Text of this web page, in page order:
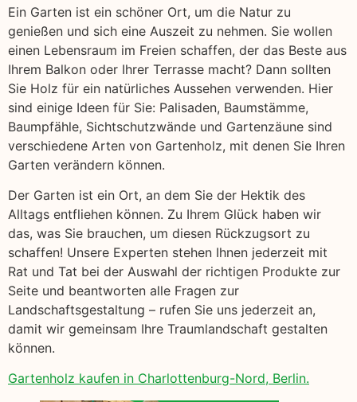
Ein Garten ist ein schöner Ort, um die Natur zu
genießen und sich eine Auszeit zu nehmen. Sie wollen
einen Lebensraum im Freien schaffen, der das Beste aus
Ihrem Balkon oder Ihrer Terrasse macht? Dann sollten
Sie Holz für ein natürliches Aussehen verwenden. Hier
sind einige Ideen für Sie: Palisaden, Baumstämme,
Baumpfähle, Sichtschutzwände und Gartenzäune sind
verschiedene Arten von Gartenholz, mit denen Sie Ihren
Garten verändern können.
Der Garten ist ein Ort, an dem Sie der Hektik des
Alltags entfliehen können. Zu Ihrem Glück haben wir
das, was Sie brauchen, um diesen Rückzugsort zu
schaffen! Unsere Experten stehen Ihnen jederzeit mit
Rat und Tat bei der Auswahl der richtigen Produkte zur
Seite und beantworten alle Fragen zur
Landschaftsgestaltung – rufen Sie uns jederzeit an,
damit wir gemeinsam Ihre Traumlandschaft gestalten
können.
Gartenholz kaufen in Charlottenburg-Nord, Berlin.